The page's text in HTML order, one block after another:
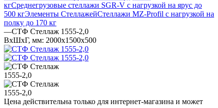
кгСреднегрузовые стеллажи SGR-V с нагрузкой на ярус до
500 кгЭлементы СтеллажейСтеллажи MZ-Profil с нагрузкой на
полку до 170 кг
—СТФ Стеллаж 1555-2,0
ВхШхГ, мм: 2000x1500x500
Цена действительна только для интернет-магазина и может